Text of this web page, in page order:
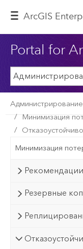
ArcGIS
Portal for
Администрирование
Минимизация
Минимизация
Рекомендации
Резервные